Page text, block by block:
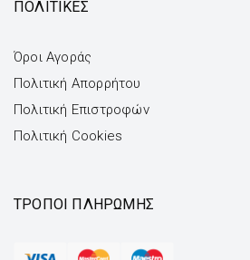
ΠΟΛΙΤΙΚΕΣ
Όροι Αγοράς
Πολιτική Απορρήτου
Πολιτική Επιστροφών
Πολιτική Cookies
ΤΡΌΠΟΙ ΠΛΗΡΩΜΉΣ